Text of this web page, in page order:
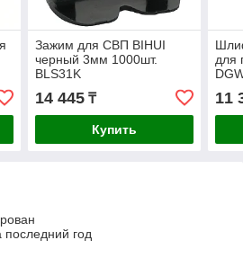
Зажим для СВП BIHUI
черный 3мм 1000шт.
BLS31K
14 445₸
Купить
для
11
последний год